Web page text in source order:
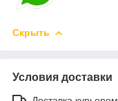
Скрыть
Условия доставки